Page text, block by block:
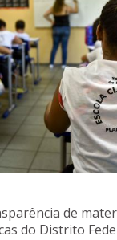
de
do Distrito